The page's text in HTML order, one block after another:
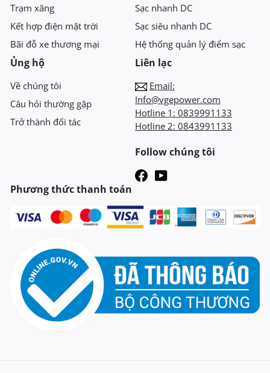
Trạm xăng
Kết hợp điện mặt trời
Bãi đỗ xe thương mại
Sạc nhanh DC
Sạc siêu nhanh DC
Hệ thống quản lý điểm sạc
Ủng hộ
Về chúng tôi
Câu hỏi thường gặp
Trở thành đối tác
Liên lạc
Email:
Info@vgepower.com
Hotline 1: 0839991133
Hotline 2: 0843991133
Follow chúng tôi
Phương thức thanh toán